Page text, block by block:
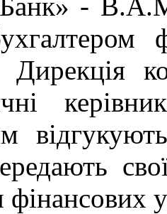
фінансових